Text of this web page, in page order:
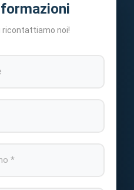
ricontattiamo noi!